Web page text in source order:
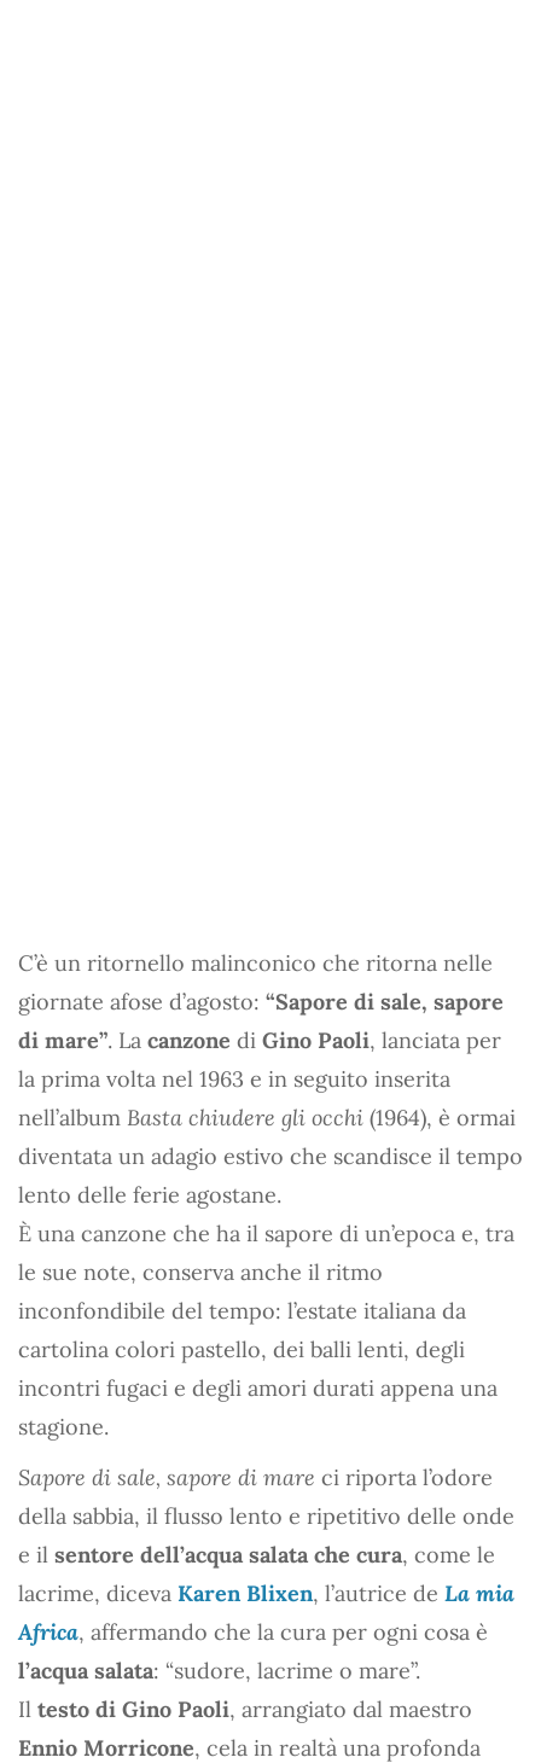
C’è un ritornello malinconico che ritorna nelle
giornate afose d’agosto: “Sapore di sale, sapore
di mare”. La canzone di Gino Paoli, lanciata per
la prima volta nel 1963 e in seguito inserita
nell’album Basta chiudere gli occhi (1964), è ormai
diventata un adagio estivo che scandisce il tempo
lento delle ferie agostane.
È una canzone che ha il sapore di un’epoca e, tra
le sue note, conserva anche il ritmo
inconfondibile del tempo: l’estate italiana da
cartolina colori pastello, dei balli lenti, degli
incontri fugaci e degli amori durati appena una
stagione.
Sapore di sale, sapore di mare ci riporta l’odore
della sabbia, il flusso lento e ripetitivo delle onde
e il sentore dell’acqua salata che cura, come le
lacrime, diceva Karen Blixen, l’autrice de La mia
Africa, affermando che la cura per ogni cosa è
l’acqua salata: “sudore, lacrime o mare”.
Il testo di Gino Paoli, arrangiato dal maestro
Ennio Morricone, cela in realtà una profonda